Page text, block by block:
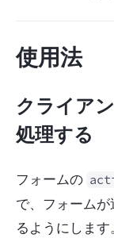
使用法
クライア
処理する
フォームの
で、フォーム
るようにしま